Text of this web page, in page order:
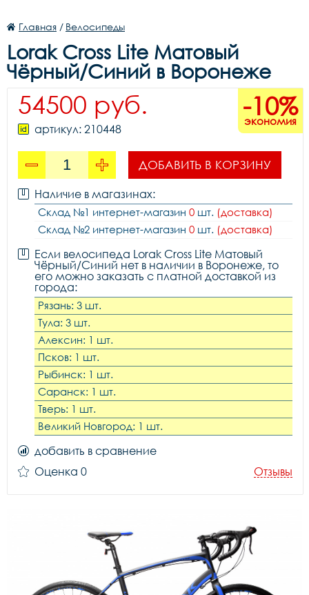
Главная / Велосипеды
Lorak Cross Lite Матовый
Чёрный/Синий в Воронеже
-10%
экономия
54500 руб.
артикул: 210448
ДОБАВИТЬ В КОРЗИНУ
Наличие в магазинах:
Склад №1 интернет-магазин 0 шт. (доставка)
Склад №2 интернет-магазин 0 шт. (доставка)
Если велосипеда Lorak Cross Lite Матовый
Чёрный/Синий нет в наличии в Воронеже, то
его можно заказать с платной доставкой из
города:
Рязань: 3 шт.
Тула: 3 шт.
Алексин: 1 шт.
Псков: 1 шт.
Рыбинск: 1 шт.
Саранск: 1 шт.
Тверь: 1 шт.
Великий Новгород: 1 шт.
добавить в сравнение
Оценка 0
Отзывы